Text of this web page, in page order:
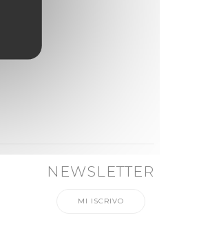
NEWSLETTER
MI ISCRIVO